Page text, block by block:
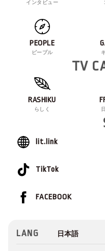
インタビュー
PEOPLE
ピープル
TV
RASHIKU
らしく
lit.link
TikTok
FACEBOOK
LANG